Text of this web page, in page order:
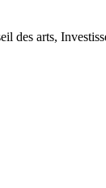
des arts,